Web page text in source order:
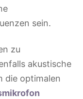
sein.
zu
akustische
die optimalen